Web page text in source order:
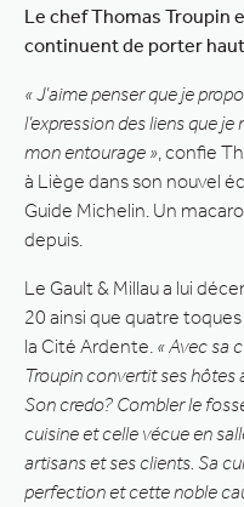
Le chef Thomas Troupin
continuent de porter
« J’aime penser que je
l’expression des liens que
mon entourage » , confie
à Liège dans son nouvel
Guide Michelin. Un
depuis.
Le Gault & Millau a lui
20 ainsi que quatre
la Cité Ardente. « Avec sa
Troupin convertit ses hôtes
Son credo? Combler le
cuisine et celle vécue en
artisans et ses clients. Sa
perfection et cette noble